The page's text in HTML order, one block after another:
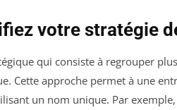
votre stratégie
qui consiste à regrouper
Cette approche permet à une
un nom unique. Par